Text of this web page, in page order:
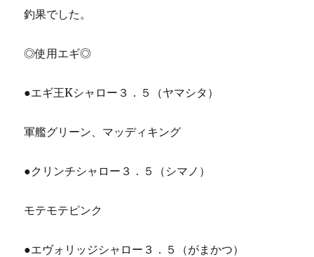
釣果でした。
◎使用エギ◎
●エギ王Kシャロー３．５（ヤマシタ）
軍艦グリーン、マッディキング
●クリンチシャロー３．５（シマノ）
モテモテピンク
●エヴォリッジシャロー３．５（がまかつ）